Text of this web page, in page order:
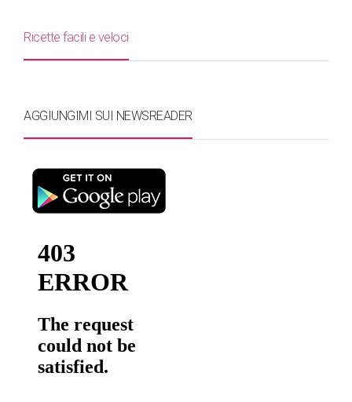
Ricette facili e veloci
AGGIUNGIMI SUI NEWSREADER